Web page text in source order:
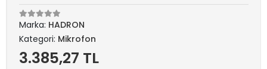
Marka: HADRON
Kategori: Mikrofon
3.385,27 TL